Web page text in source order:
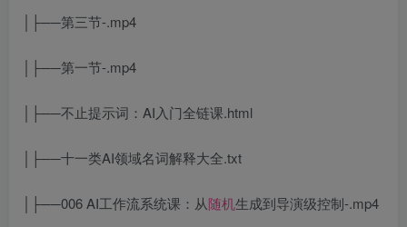
│├──第三节-.mp4
│├──第一节-.mp4
│├──不止提示词：AI入门全链课.html
│├──十一类AI领域名词解释大全.txt
│├──006 AI工作流系统课：从随机生成到导演级控制-.mp4